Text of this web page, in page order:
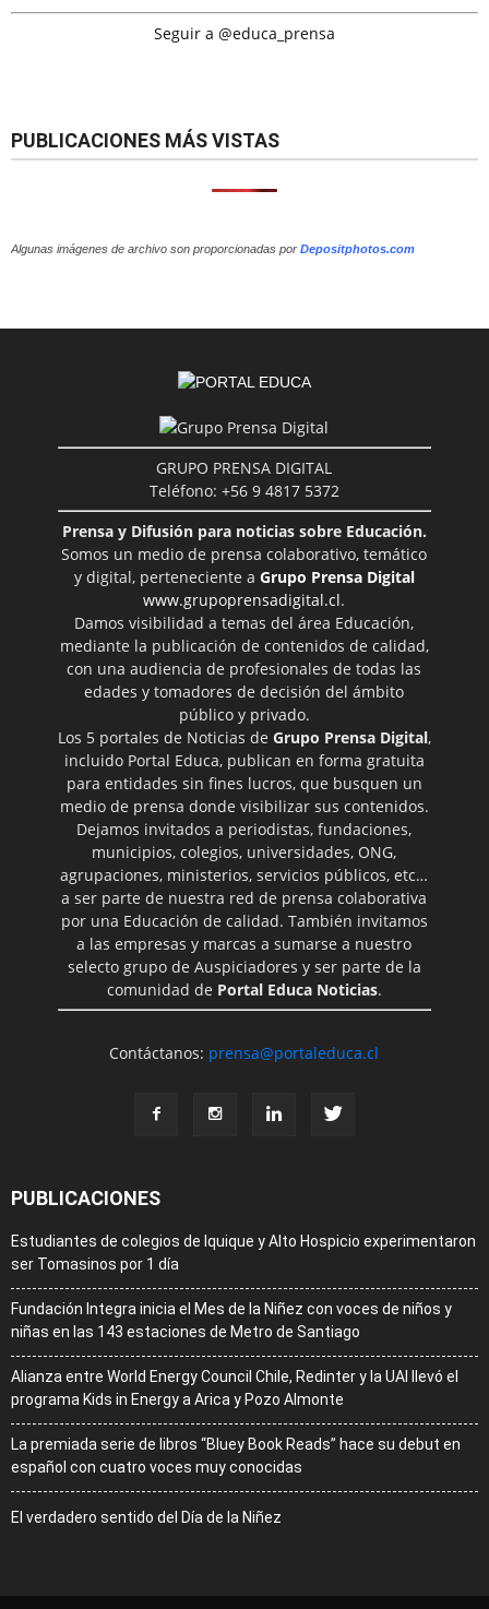
Seguir a @educa_prensa
PUBLICACIONES MÁS VISTAS
Algunas imágenes de archivo son proporcionadas por Depositphotos.com
GRUPO PRENSA DIGITAL
Teléfono: +56 9 4817 5372
Prensa y Difusión para noticias sobre Educación.
Somos un medio de prensa colaborativo, temático
y digital, perteneciente a Grupo Prensa Digital
www.grupoprensadigital.cl.
Damos visibilidad a temas del área Educación,
mediante la publicación de contenidos de calidad,
con una audiencia de profesionales de todas las
edades y tomadores de decisión del ámbito
público y privado.
Los 5 portales de Noticias de Grupo Prensa Digital,
incluido Portal Educa, publican en forma gratuita
para entidades sin fines lucros, que busquen un
medio de prensa donde visibilizar sus contenidos.
Dejamos invitados a periodistas, fundaciones,
municipios, colegios, universidades, ONG,
agrupaciones, ministerios, servicios públicos, etc…
a ser parte de nuestra red de prensa colaborativa
por una Educación de calidad. También invitamos
a las empresas y marcas a sumarse a nuestro
selecto grupo de Auspiciadores y ser parte de la
comunidad de Portal Educa Noticias.
Contáctanos: prensa@portaleduca.cl
PUBLICACIONES
Estudiantes de colegios de Iquique y Alto Hospicio experimentaron
ser Tomasinos por 1 día
Fundación Integra inicia el Mes de la Niñez con voces de niños y
niñas en las 143 estaciones de Metro de Santiago
Alianza entre World Energy Council Chile, Redinter y la UAI llevó el
programa Kids in Energy a Arica y Pozo Almonte
La premiada serie de libros “Bluey Book Reads” hace su debut en
español con cuatro voces muy conocidas
El verdadero sentido del Día de la Niñez